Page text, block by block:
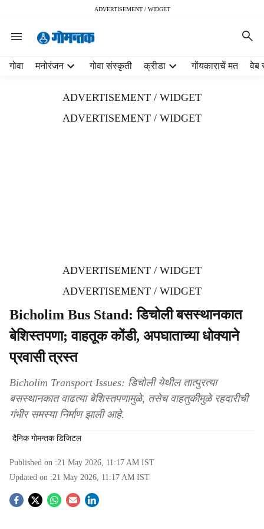
ADVERTISEMENT / WIDGET
गोवा मनोरंजन गोवा संस्कृती क्रीडा गोंयकाराचें मत वेब
ADVERTISEMENT / WIDGET
ADVERTISEMENT / WIDGET
ADVERTISEMENT / WIDGET
ADVERTISEMENT / WIDGET
Bicholim Bus Stand: डिचोली बसस्थानकात
बेशिस्तपणा; वाहतूक कोंडी, अपघाताच्या धोक्याने
प्रवासी त्रस्त
Bicholim Transport Issues: डिचोली येथील तात्पुरत्या
बसस्थानकात वाढत्या बेशिस्तपणामुळे, तसेच वाहतुकीमुळे रहदारीची
गंभीर समस्या निर्माण झाली आहे.
दैनिक गोमन्तक डिजिटल
Published on :21 May 2026, 11:17 AM IST
Updated on :21 May 2026, 11:17 AM IST
S